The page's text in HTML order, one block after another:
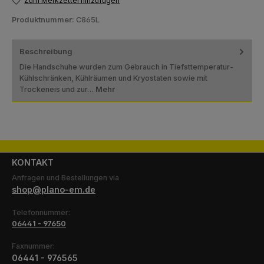
Produktnummer: C865L
Beschreibung
Die Handschuhe wurden zum Gebrauch in Tiefsttemperatur-
Kühlschränken, Kühlräumen und Kryostaten sowie mit
Trockeneis und zur… Mehr
KONTAKT
Anfragen und Bestellungen via
shop@plano-em.de
Telefonnummer:
06441 - 97650
Faxnummer:
06441 - 976565